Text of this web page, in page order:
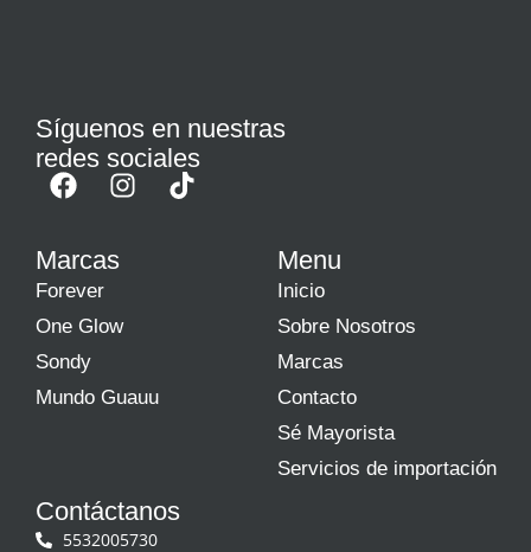
Síguenos en nuestras
redes sociales
Marcas
Forever
One Glow
Sondy
Mundo Guauu
Menu
Inicio
Sobre Nosotros
Marcas
Contacto
Sé Mayorista
Servicios de importación
Contáctanos
5532005730